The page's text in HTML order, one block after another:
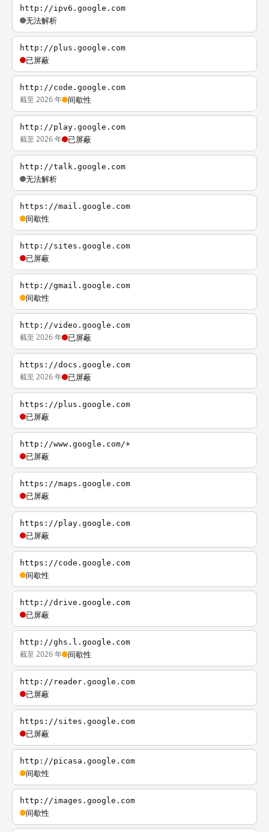
http://ipv6.google.com
无法解析
http://plus.google.com
已屏蔽
http://code.google.com
截至 2026 年 间歇性
http://play.google.com
截至 2026 年 已屏蔽
http://talk.google.com
无法解析
https://mail.google.com
间歇性
http://sites.google.com
已屏蔽
http://gmail.google.com
间歇性
http://video.google.com
截至 2026 年 已屏蔽
https://docs.google.com
截至 2026 年 已屏蔽
https://plus.google.com
已屏蔽
http://www.google.com/+
已屏蔽
https://maps.google.com
已屏蔽
https://play.google.com
已屏蔽
https://code.google.com
间歇性
http://drive.google.com
已屏蔽
http://ghs.l.google.com
截至 2026 年 间歇性
http://reader.google.com
已屏蔽
https://sites.google.com
已屏蔽
http://picasa.google.com
间歇性
http://images.google.com
间歇性